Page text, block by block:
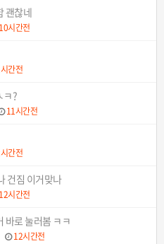
괜찮네
10시간전
간전
ㅋ?
11시간전
간전
건짐 이거맞나
12시간전
바로 눌러봄 ㅋㅋ
12시간전